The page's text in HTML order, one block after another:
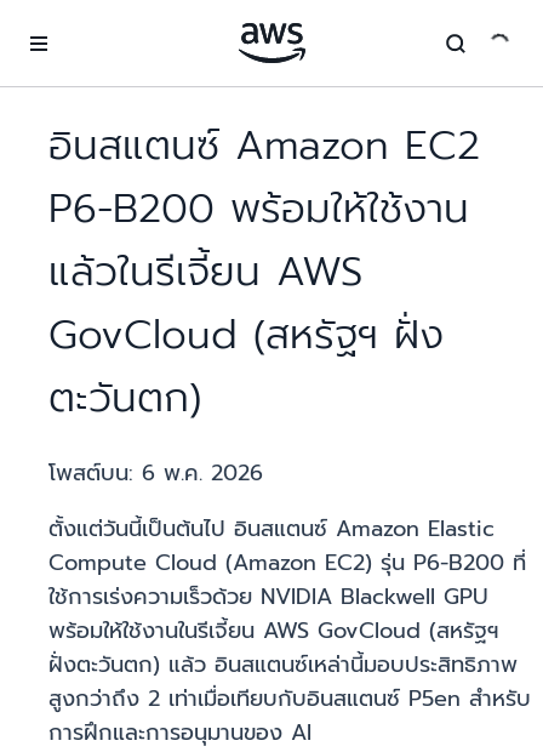
อินสแตนซ์ Amazon EC2
P6-B200 พร้อมให้ใช้งาน
แล้วในรีเจี้ยน AWS
GovCloud (สหรัฐฯ ฝั่ง
ตะวันตก)
โพสต์บน: 6 พ.ค. 2026
ตั้งแต่วันนี้เป็นต้นไป อินสแตนซ์ Amazon Elastic
Compute Cloud (Amazon EC2) รุ่น P6-B200 ที่
ใช้การเร่งความเร็วด้วย NVIDIA Blackwell GPU
พร้อมให้ใช้งานในรีเจี้ยน AWS GovCloud (สหรัฐฯ
ฝั่งตะวันตก) แล้ว อินสแตนซ์เหล่านี้มอบประสิทธิภาพ
สูงกว่าถึง 2 เท่าเมื่อเทียบกับอินสแตนซ์ P5en สำหรับ
การฝึกและการอนุมานของ AI